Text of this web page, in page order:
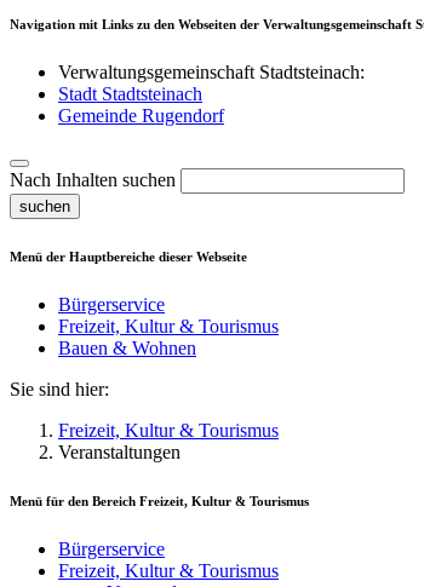
Navigation mit Links zu den Webseiten der Verwaltungsgemeinschaft
Verwaltungsgemeinschaft Stadtsteinach:
Stadt Stadtsteinach
Gemeinde Rugendorf
Nach Inhalten suchen
suchen
Menü der Hauptbereiche dieser Webseite
Bürgerservice
Freizeit, Kultur & Tourismus
Bauen & Wohnen
Sie sind hier:
Freizeit, Kultur & Tourismus
Veranstaltungen
Menü für den Bereich Freizeit, Kultur & Tourismus
Bürgerservice
Freizeit, Kultur & Tourismus